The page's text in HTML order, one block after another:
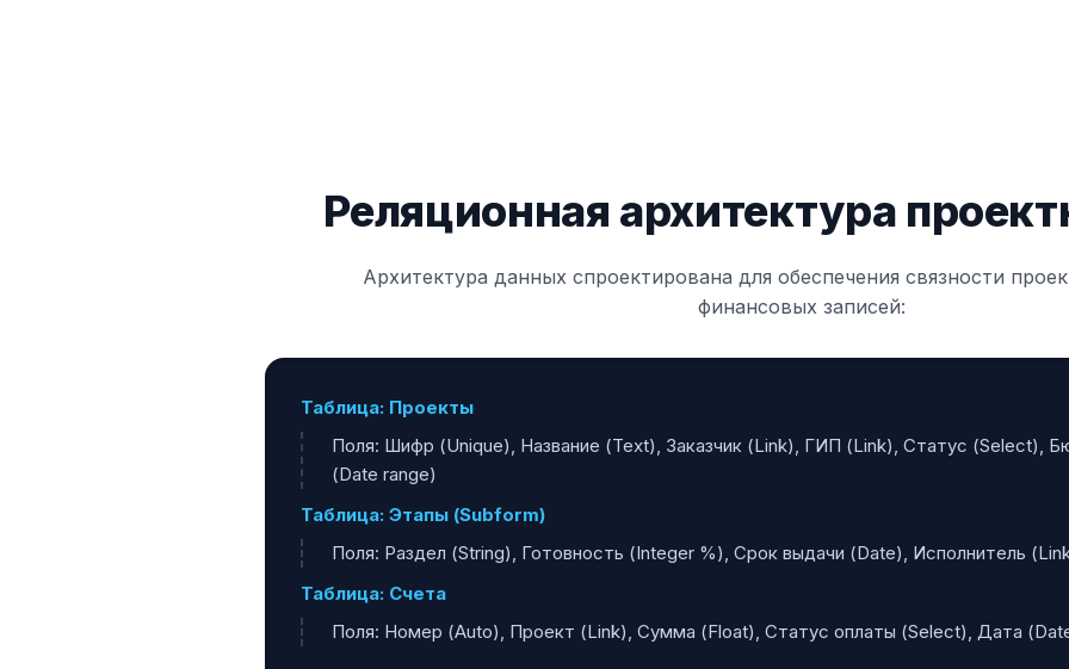
Реляционная архитектура
Архитектура данных спроектирована для обеспечения связности
финансовых записей:
Таблица: Проекты
Поля: Шифр (Unique), Название (Text), Заказчик (Link), ГИП (Link), Статус (Select),
(Date range)
Таблица: Этапы (Subform)
Поля: Раздел (String), Готовность (Integer %), Срок выдачи (Date), Исполнитель
Таблица: Счета
Поля: Номер (Auto), Проект (Link), Сумма (Float), Статус оплаты (Select), Дата